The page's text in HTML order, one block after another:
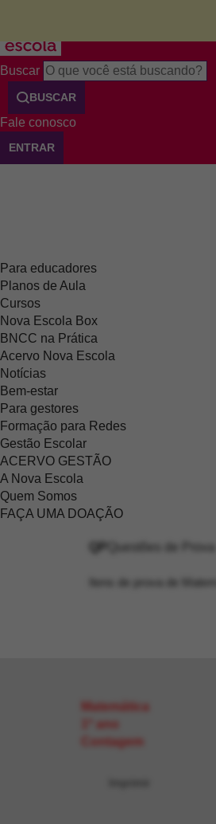
Buscar
BUSCAR
Fale conosco
ENTRAR
Para educadores
Planos de Aula
Cursos
Nova Escola Box
BNCC na Prática
Acervo Nova Escola
Notícias
Bem-estar
Para gestores
Formação para Redes
Gestão Escolar
ACERVO GESTÃO
A Nova Escola
Quem Somos
FAÇA UMA DOAÇÃO
Itens de prova de
Matemática
1º ano
Contagem